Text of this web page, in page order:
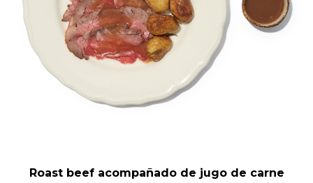
Roast beef acompañado de jugo de carne